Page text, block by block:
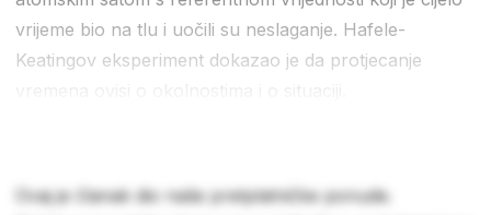
vrijeme bio na tlu i uočili su neslaganje. Hafele-
Keatingov eksperiment dokazao je da protjecanje
Ovaj je članak dio naše pretplatničke ponude.